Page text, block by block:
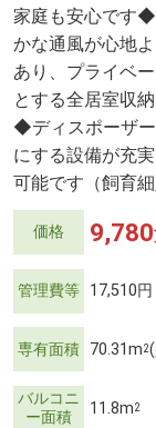
家庭も安心です
かな通風が心地
あり、プライベ
とする全居室収
◆ディスポーザ
にする設備が充
可能です（飼育細
価格 9,780
管理費等 17,510円
専有面積 70.31m2
バルコニ
ー面積
11.8m2